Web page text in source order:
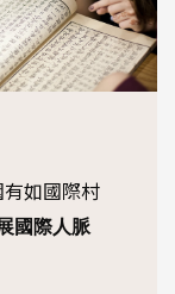
有如國際村
國際人脈